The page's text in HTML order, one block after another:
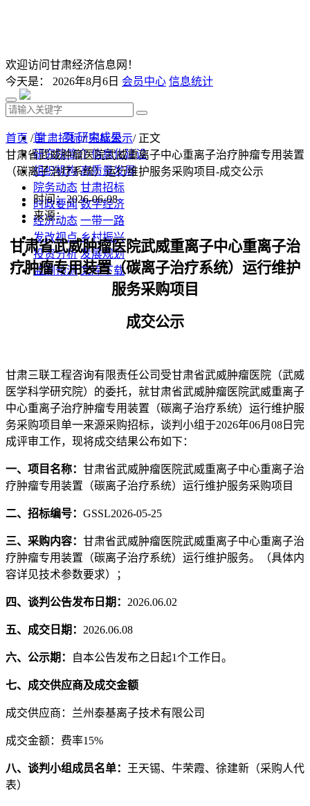
欢迎访问甘肃经济信息网！
今天是： 2026年8月6日 会员中心 信息统计
首 页 研究成果
研究院简介 信息化建设
组织机构 高质量发展
院务动态 甘肃招标
时政要闻 数字经济
经济动态 一带一路
发改视点 乡村振兴
投资分析 发展规划
监测预测 文库下载
首页 /甘肃招标/中标公示/ 正文
甘肃省武威肿瘤医院武威重离子中心重离子治疗肿瘤专用装置
（碳离子治疗系统）运行维护服务采购项目-成交公示
时间：2026-06-08
来源：
甘肃省武威肿瘤医院武威重离子中心重离子治
疗肿瘤专用装置（碳离子治疗系统）运行维护
服务采购项目
成交公示
甘肃三联工程咨询有限责任公司 受甘肃省武威肿瘤医院（武威
医学科学研究院） 的委托，就甘肃省武威肿瘤医院武威重离子
中心重离子治疗肿瘤专用装置（碳离子治疗系统）运行维护服
务采购项目单一来源采购招标， 谈判 小组于2026年06月 08 日完
成评审工作，现将成交结果公布如下：
一、项目名称： 甘肃省武威肿瘤医院武威重离子中心重离子治
疗肿瘤专用装置（碳离子治疗系统）运行维护服务采购项目
二、招标编号： GSSL2026-05-25
三、采购内容： 甘肃省武威肿瘤医院武威重离子中心重离子治
疗肿瘤专用装置（碳离子治疗系统）运行维护服务。
（具体内
容详见技术参数要求）；
四、 谈判 公告发布日期： 2026.06.02
五、成交日期： 2026.06.08
六、公示期： 自本公告发布之日起1个工作日。
七、成交供应商及成交金额
成交供应商：兰州泰基离子技术有限公司
成交金额：费率15%
八、 谈判 小组成员名单：
王天锡、牛荣霞、徐建新（采购人代
表）